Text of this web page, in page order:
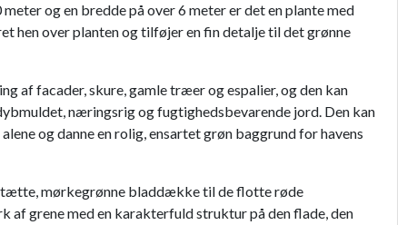
og en bredde på over 6 meter er det en plante med
hen over planten og tilføjer en fin detalje til det grønne
af facader, skure, gamle træer og espalier, og den kan
næringsrig og fugtighedsbevarende jord. Den kan
og danne en rolig, ensartet grøn baggrund for havens
tætte, mørkegrønne bladdække til de flotte røde
grene med en karakterfuld struktur på den flade, den